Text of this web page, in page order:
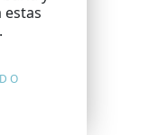
estas